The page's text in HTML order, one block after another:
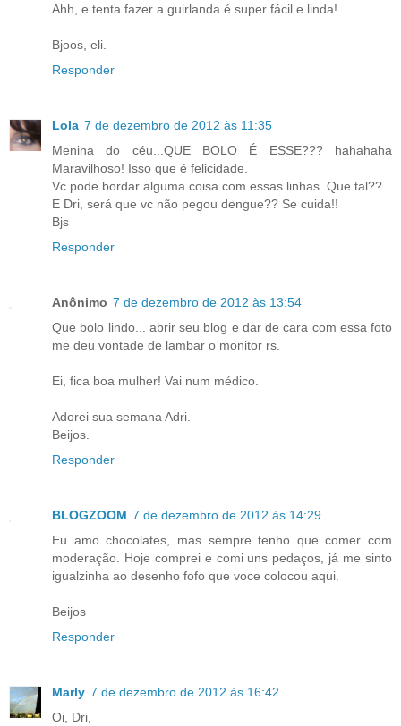
Ahh, e tenta fazer a guirlanda é super fácil e linda!
Bjoos, eli.
Responder
Lola 7 de dezembro de 2012 às 11:35
Menina do céu...QUE BOLO É ESSE??? hahahaha
Maravilhoso! Isso que é felicidade.
Vc pode bordar alguma coisa com essas linhas. Que tal??
E Dri, será que vc não pegou dengue?? Se cuida!!
Bjs
Responder
Anônimo 7 de dezembro de 2012 às 13:54
Que bolo lindo... abrir seu blog e dar de cara com essa foto
me deu vontade de lambar o monitor rs.
Ei, fica boa mulher! Vai num médico.
Adorei sua semana Adri.
Beijos.
Responder
BLOGZOOM 7 de dezembro de 2012 às 14:29
Eu amo chocolates, mas sempre tenho que comer com
moderação. Hoje comprei e comi uns pedaços, já me sinto
igualzinha ao desenho fofo que voce colocou aqui.
Beijos
Responder
Marly 7 de dezembro de 2012 às 16:42
Oi, Dri,